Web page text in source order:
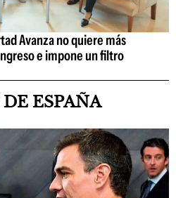
Avanza no quiere más
e impone un filtro
ESPAÑA